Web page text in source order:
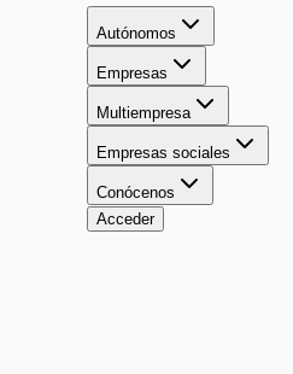
Autónomos
Empresas
Multiempresa
Empresas sociales
Conócenos
Acceder